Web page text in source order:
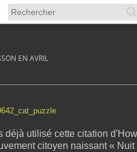
EN AVRIL
déjà utilisé cette citation
citoyen naissant « Nuit